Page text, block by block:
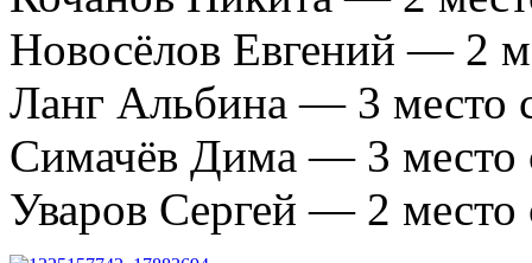
Новосёлов Евгений — 2
Ланг Альбина — 3 место
Симачёв Дима — 3 место
Уваров Сергей — 2 место